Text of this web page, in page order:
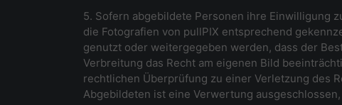
5. Sofern abgebildete Personen ihre Einwilligung
die Fotografien von pullPIX entsprechend
genutzt oder weitergegeben werden, dass der
Verbreitung das Recht am eigenen Bild
rechtlichen Überprüfung zu einer Verletzung des
Abgebildeten ist eine Verwertung